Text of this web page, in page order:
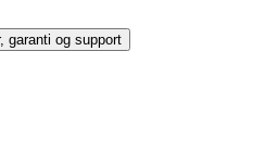
garanti og support